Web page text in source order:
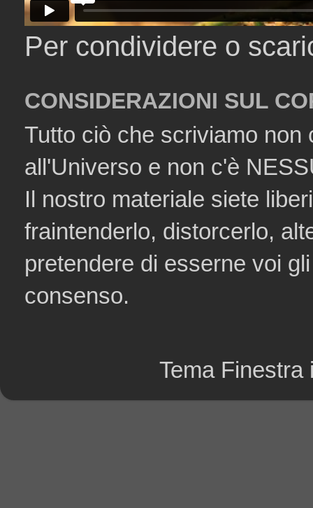
Per condividere o
CONSIDERAZIONI SUL
Tutto ciò che scriviamo non
all'Universo e non c'è
Il nostro materiale siete
fraintenderlo, distorcerlo,
pretendere di esserne voi
consenso.
Tema